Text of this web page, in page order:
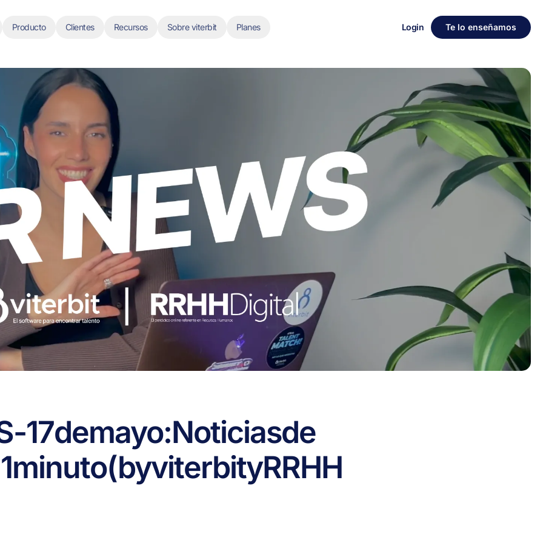
Login Te lo enseñamos
Producto Clientes Recursos Sobre viterbit Planes
-17demayo:Noticiasde
1minuto(byviterbityRRHH